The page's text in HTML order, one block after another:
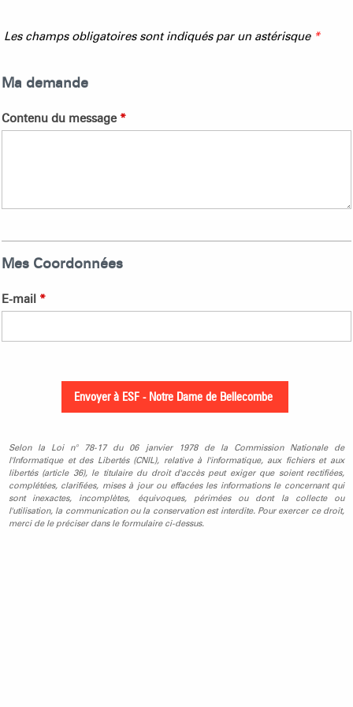
Les champs obligatoires sont indiqués par un astérisque *
Ma demande
Contenu du message *
Mes Coordonnées
E-mail *
Selon la Loi n° 78-17 du 06 janvier 1978 de la Commission Nationale de
l'Informatique et des Libertés (CNIL), relative à l'informatique, aux fichiers et aux
libertés (article 36), le titulaire du droit d'accès peut exiger que soient rectifiées,
complétées, clarifiées, mises à jour ou effacées les informations le concernant qui
sont inexactes, incomplètes, équivoques, périmées ou dont la collecte ou
l'utilisation, la communication ou la conservation est interdite. Pour exercer ce droit,
merci de le préciser dans le formulaire ci-dessus.